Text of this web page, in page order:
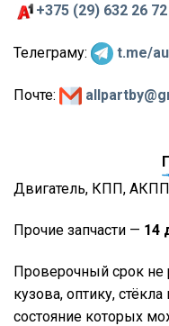
+375 (29) 632 26 72
Телеграму: t.me/
Почте:
Двигатель, КПП,
Прочие запчасти — 14
Проверочный срок не
кузова, оптику,
состояние которых